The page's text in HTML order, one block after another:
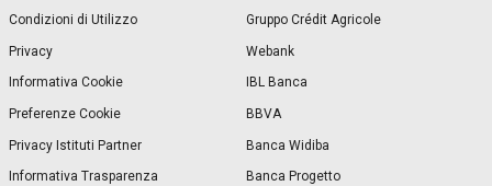
Condizioni di Utilizzo
Privacy
Informativa Cookie
Preferenze Cookie
Privacy Istituti Partner
Informativa Trasparenza
Gruppo Crédit Agricole
Webank
IBL Banca
BBVA
Banca Widiba
Banca Progetto